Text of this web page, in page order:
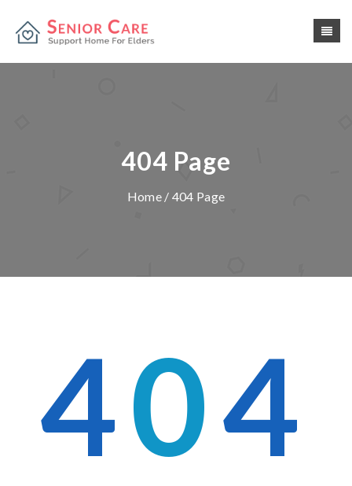
404 Page
Home/ 404 Page
404